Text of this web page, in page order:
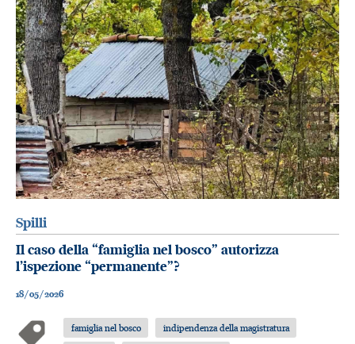
Spilli
Il caso della “famiglia nel bosco” autorizza
l’ispezione “permanente”?
18/05/2026
famiglia nel bosco
indipendenza della magistratura